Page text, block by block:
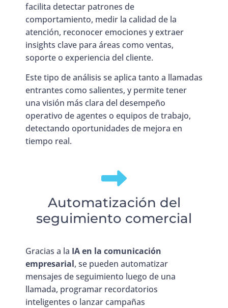
facilita detectar patrones de
comportamiento, medir la calidad de la
atención, reconocer emociones y extraer
insights clave para áreas como ventas,
soporte o experiencia del cliente.
Este tipo de análisis se aplica tanto a llamadas
entrantes como salientes, y permite tener
una visión más clara del desempeño
operativo de agentes o equipos de trabajo,
detectando oportunidades de mejora en
tiempo real.
Automatización del
seguimiento comercial
Gracias a la IA en la comunicación
empresarial, se pueden automatizar
mensajes de seguimiento luego de una
llamada, programar recordatorios
inteligentes o lanzar campañas